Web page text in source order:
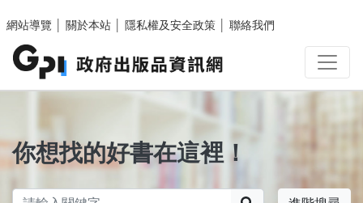
網站導覽
關於本站 隱私權及安全政策 聯絡我們
你想找的好書在這裡！